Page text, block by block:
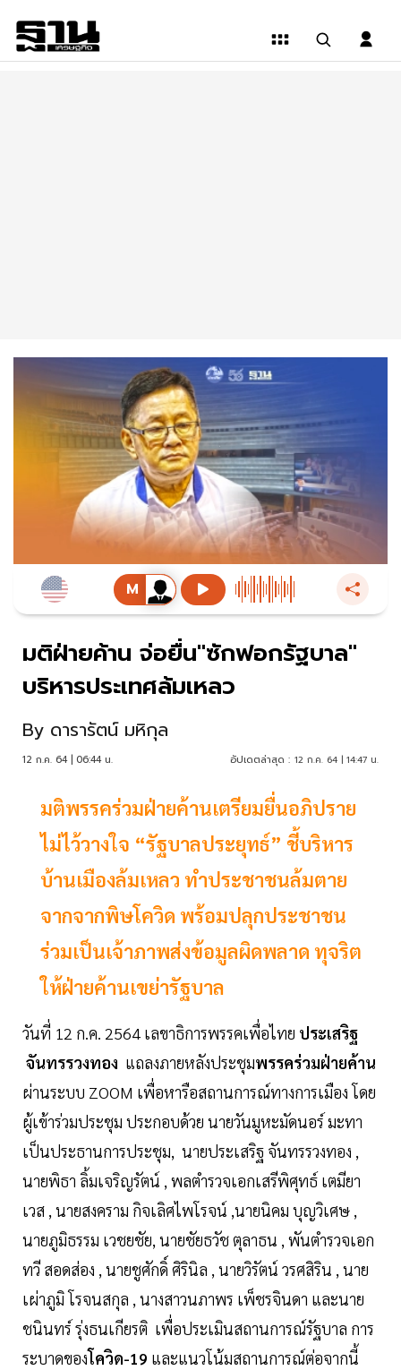
มติฝ่ายค้าน จ่อยื่น"ซักฟอกรัฐบาล"
บริหารประเทศล้มเหลว
By ดารารัตน์ มหิกุล
12 ก.ค. 64 | 06:44 น. อัปเดตล่าสุด : 12 ก.ค. 64 | 14:47 น.
มติพรรคร่วมฝ่ายค้านเตรียมยื่นอภิปราย
ไม่ไว้วางใจ “รัฐบาลประยุทธ์” ชี้บริหาร
บ้านเมืองล้มเหลว ทำประชาชนล้มตาย
จากจากพิษโควิด พร้อมปลุกประชาชน
ร่วมเป็นเจ้าภาพส่งข้อมูลผิดพลาด ทุจริต
ให้ฝ่ายค้านเขย่ารัฐบาล
วันที่ 12 ก.ค. 2564 เลขาธิการพรรคเพื่อไทย ประเสริฐ
จันทรรวงทอง แถลงภายหลังประชุมพรรคร่วมฝ่ายค้าน
ผ่านระบบ ZOOM เพื่อหารือสถานการณ์ทางการเมือง โดย
ผู้เข้าร่วมประชุม ประกอบด้วย นายวันมูหะมัดนอร์ มะทา
เป็นประธานการประชุม, นายประเสริฐ จันทรรวงทอง ,
นายพิธา ลิ้มเจริญรัตน์ , พลตำรวจเอกเสรีพิศุทธ์ เตมียา
เวส , นายสงคราม กิจเลิศไพโรจน์ ,นายนิคม บุญวิเศษ ,
นายภูมิธรรม เวชยชัย, นายชัยธวัช ตุลาธน , พันตำรวจเอก
ทวี สอดส่อง , นายชูศักดิ์ ศิรินิล , นายวิรัตน์ วรศสิริน , นาย
เผ่าภูมิ โรจนสกุล , นางสาวนภาพร เพ็ชรจินดา และนาย
ชนินทร์ รุ่งธนเกียรติ เพื่อประเมินสถานการณ์รัฐบาล การ
ระบาดของโควิด-19 และแนวโน้มสถานการณ์ต่อจากนี้